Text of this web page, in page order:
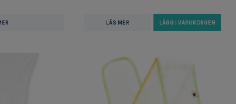
LÄS MER LÄGG I VARUKORGEN